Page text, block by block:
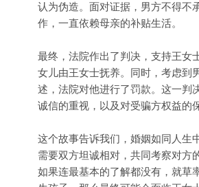
认为伪造。面对证据，男方不得不
作，一直依赖母亲的补贴生活。
最终，法院作出了判决，支持王女
女儿由王女士抚养。同时，考虑到
述，法院对他进行了罚款。这一判
诚信的重视，以及对受骗方权益的
这个故事告诉我们，婚姻如同人生
需要双方坦诚相对，共同考察对方
如果连最基本的了解都没有，就草